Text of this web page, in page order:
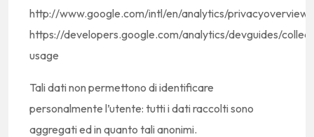
http://www.google.com/intl/en/analytics/
https://developers.google.com/analytics/devguides/
usage
Tali dati non permettono di identificare
personalmente l’utente: tutti i dati raccolti sono
aggregati ed in quanto tali anonimi.